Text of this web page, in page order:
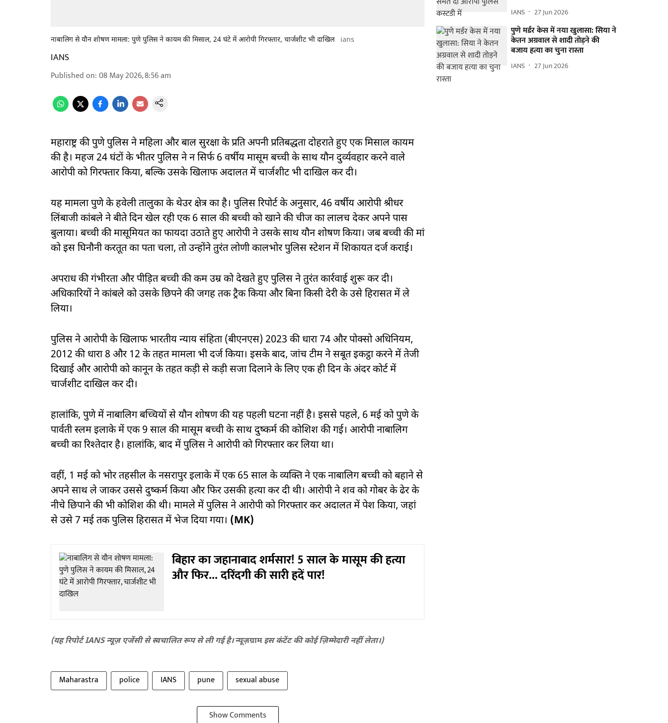
नाबालिग से यौन शोषण मामला: पुणे पुलिस ने कायम की मिसाल, 24 घंटे में आरोपी गिरफ्तार, चार्जशीट भी दाखिल ians
IANS
Published on:08 May 2026, 8:56 am
महाराष्ट्र की पुणे पुलिस ने महिला और बाल सुरक्षा के प्रति अपनी प्रतिबद्धता दोहराते हुए एक मिसाल कायम
की है। महज 24 घंटों के भीतर पुलिस ने न सिर्फ 6 वर्षीय मासूम बच्ची के साथ यौन दुर्व्यवहार करने वाले
आरोपी को गिरफ्तार किया, बल्कि उसके खिलाफ अदालत में चार्जशीट भी दाखिल कर दी।
यह मामला पुणे के हवेली तालुका के थेउर क्षेत्र का है। पुलिस रिपोर्ट के अनुसार, 46 वर्षीय आरोपी श्रीधर
लिंबाजी कांबले ने बीते दिन खेल रही एक 6 साल की बच्ची को खाने की चीज का लालच देकर अपने पास
बुलाया। बच्ची की मासूमियत का फायदा उठाते हुए आरोपी ने उसके साथ यौन शोषण किया। जब बच्ची की मां
को इस घिनौनी करतूत का पता चला, तो उन्होंने तुरंत लोणी कालभोर पुलिस स्टेशन में शिकायत दर्ज कराई।
अपराध की गंभीरता और पीड़ित बच्ची की कम उम्र को देखते हुए पुलिस ने तुरंत कार्रवाई शुरू कर दी।
अधिकारियों ने कांबले को उसके छिपने की जगह तक ट्रैक किया और बिना किसी देरी के उसे हिरासत में ले
लिया।
पुलिस ने आरोपी के खिलाफ भारतीय न्याय संहिता (बीएनएस) 2023 की धारा 74 और पोक्सो अधिनियम,
2012 की धारा 8 और 12 के तहत मामला भी दर्ज किया। इसके बाद, जांच टीम ने सबूत इकट्ठा करने में तेजी
दिखाई और आरोपी को कानून के तहत कड़ी से कड़ी सजा दिलाने के लिए एक ही दिन के अंदर कोर्ट में
चार्जशीट दाखिल कर दी।
हालांकि, पुणे में नाबालिग बच्चियों से यौन शोषण की यह पहली घटना नहीं है। इससे पहले, 6 मई को पुणे के
पार्वती स्लम इलाके में एक 9 साल की मासूम बच्ची के साथ दुष्कर्म की कोशिश की गई। आरोपी नाबालिग
बच्ची का रिश्तेदार है। हालांकि, बाद में पुलिस ने आरोपी को गिरफ्तार कर लिया था।
वहीं, 1 मई को भोर तहसील के नसरापुर इलाके में एक 65 साल के व्यक्ति ने एक नाबालिग बच्ची को बहाने से
अपने साथ ले जाकर उससे दुष्कर्म किया और फिर उसकी हत्या कर दी थी। आरोपी ने शव को गोबर के ढेर के
नीचे छिपाने की भी कोशिश की थी। मामले में पुलिस ने आरोपी को गिरफ्तार कर अदालत में पेश किया, जहां
से उसे 7 मई तक पुलिस हिरासत में भेज दिया गया। (MK)
बिहार का जहानाबाद शर्मसार! 5 साल के मासूम की हत्या
और फिर... दरिंदगी की सारी हदें पार!
(यह रिपोर्ट IANS न्यूज़ एजेंसी से स्वचालित रूप से ली गई है।न्यूज़ग्रामइस कंटेंट की कोई ज़िम्मेदारी नहीं लेता।)
Maharastra police IANS pune sexual abuse
Show Comments
IANS 27 Jun 2026
पुणे मर्डर केस में नया खुलासा: सिया ने
केतन अग्रवाल से शादी तोड़ने की
बजाय हत्या का चुना रास्ता
IANS 27 Jun 2026